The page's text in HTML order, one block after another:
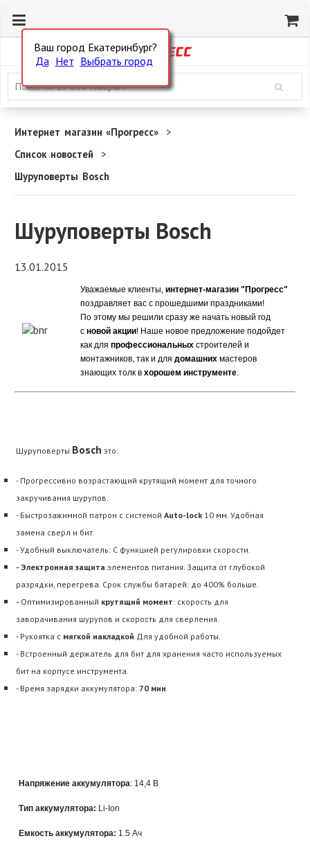
Ваш город Екатеринбург?
Да Нет Выбрать город
Интернет магазин «Прогресс»
Список новостей
Шуруповерты Bosch
Шуруповерты Bosch
13.01.2015
Уважаемые клиенты, интернет-магазин "Прогресс"
поздравляет вас с прошедшими праздниками!
По этому мы решили сразу же начать новый год
с новой акции! Наше новое предложение подойдет
как для профессиональных строителей и
монтажников, так и для домашних мастеров
знающих толк в хорошем инструменте.
Шуруповерты Bosch это:
- Прогрессивно возрастающий крутящий момент для точного
закручивания шурупов.
- Быстрозажимной патрон с системой Auto-lock 10 мм. Удобная
замена сверл и бит.
- Удобный выключатель: С функцией регулировки скорости.
- Электронная защита элементов питания. Защита от глубокой
разрядки, перегрева. Срок службы батарей: до 400% больше.
- Оптимизированный крутящий момент: скорость для
заворачивания шурупов и скорость для сверления.
- Рукоятка с мягкой накладкой Для удобной работы.
- Встроенный держатель для бит для хранения часто используемых
бит на корпусе инструмента.
- Время зарядки аккумулятора: 70 мин.
Напряжение аккумулятора: 14,4 В
Тип аккумулятора: Li-Ion
Емкость аккумулятора: 1.5 Ач